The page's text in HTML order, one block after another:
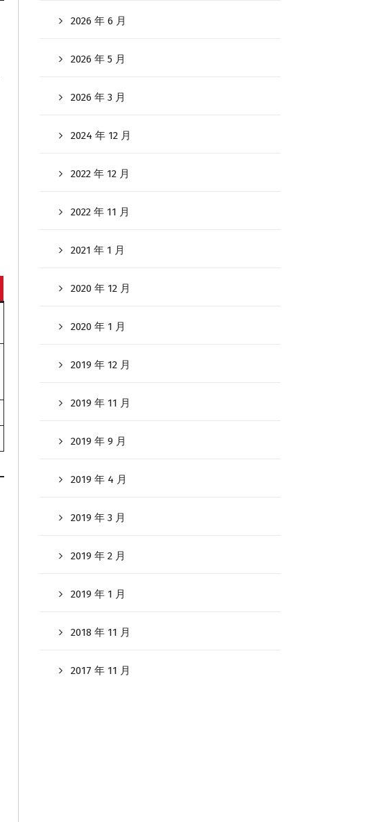
2026 年 6 月
2026 年 5 月
2026 年 3 月
2024 年 12 月
2022 年 12 月
2022 年 11 月
2021 年 1 月
2020 年 12 月
2020 年 1 月
2019 年 12 月
2019 年 11 月
2019 年 9 月
2019 年 4 月
2019 年 3 月
2019 年 2 月
2019 年 1 月
2018 年 11 月
2017 年 11 月